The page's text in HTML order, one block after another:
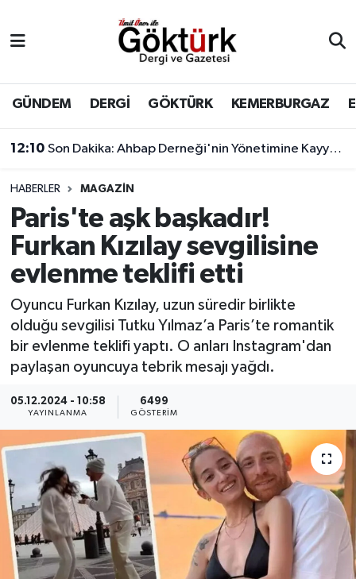
GÜNDEM DERGİ GÖKTÜRK KEMERBURGAZ
12:10 Son Dakika: Ahbap Derneği'nin Yönetimine Kayyum Atandı
HABERLER MAGAZİN
Paris'te aşk başkadır!
Furkan Kızılay sevgilisine
evlenme teklifi etti
Oyuncu Furkan Kızılay, uzun süredir birlikte
olduğu sevgilisi Tutku Yılmaz’a Paris’te romantik
bir evlenme teklifi yaptı. O anları Instagram'dan
paylaşan oyuncuya tebrik mesajı yağdı.
05.12.2024 - 10:58
YAYINLANMA
6499
GÖSTERIM
BİLİM
DERGİ
DÜNYA
EĞİTİM
EKONOMİ
GÖKTÜRK
GÜNDEM
MAGAZİN
ÖZEL HABER
SAĞLIK
Eyüpsultan Hava Durumu
Eyüpsultan Trafik Yoğunluk Haritası
Süper Lig Puan Durumu ve Fikstür
Tüm Manşetler
Son Dakika Haberleri
Haber Arşivi